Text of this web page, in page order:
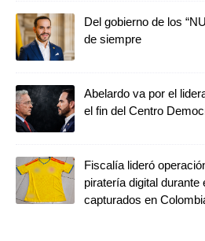
Del gobierno de los
de siempre
Abelardo va por el
el fin del Centro
Fiscalía lideró
piratería digital durante
capturados en